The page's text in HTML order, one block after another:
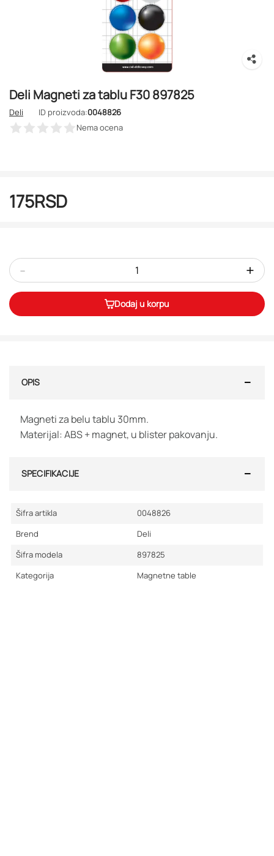
Deli Magneti za tablu F30 897825
Deli ID proizvoda:0048826
Nema ocena
175RSD
- +
Dodaj u korpu
OPIS
Magneti za belu tablu 30mm.
Materijal: ABS + magnet, u blister pakovanju.
SPECIFIKACIJE
Šifra artikla
0048826
Brend
Deli
Šifra modela
897825
Kategorija
Magnetne table